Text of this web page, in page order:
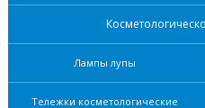
Лампы лупы
Тележки косметологические